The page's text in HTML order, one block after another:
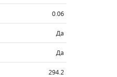
0.06
Да
Да
294.2